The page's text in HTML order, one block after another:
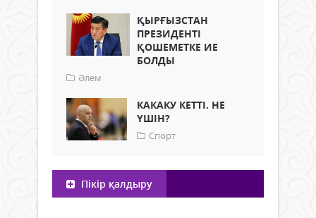
ҚЫРҒЫЗСТАН
ПРЕЗИДЕНТІ
ҚОШЕМЕТКЕ ИЕ
БОЛДЫ
Әлем
КАКАКУ КЕТТІ. НЕ
ҮШІН?
Спорт
Пікір қалдыру